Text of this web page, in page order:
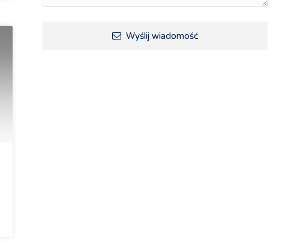
Wyślij wiadomość